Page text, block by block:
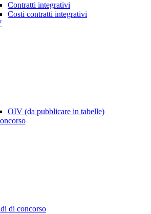
Contratti integrativi
Costi contratti integrativi
OIV (da pubblicare in tabelle)
di concorso